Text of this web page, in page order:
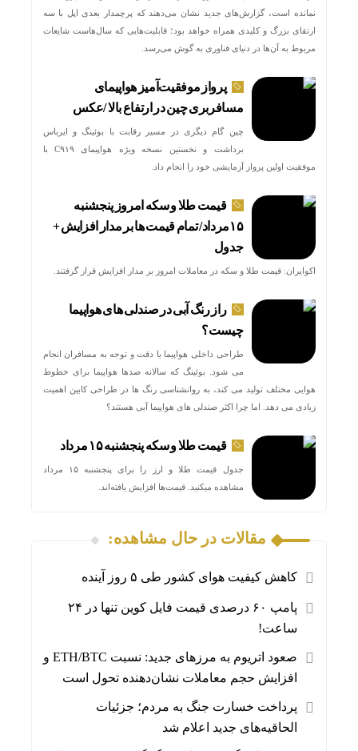
نمانده است، گزارش‌های جدید نشان می‌دهند که پرچمدار بعدی اپل با سه
ارتقای بزرگ و کلیدی همراه خواهد بود؛ قابلیت‌هایی که سال‌هاست شایعات
مربوط به آن‌ها در دنیای فناوری به گوش می‌رسد.
پرواز موفقیت‌آمیز هواپیمای
مسافربری چین در ارتفاع بالا /عکس
چین گام دیگری در مسیر رقابت با بوئینگ و ایرباس
برداشت و نخستین نسخه ویژه هواپیمای C۹۱۹ با
موفقیت اولین پرواز آزمایشی خود را انجام داد.
قیمت طلا و سکه امروز پنجشنبه
۱۵مرداد/ تمام قیمت ها بر مدار افزایش +
جدول
اکوایران: قیمت طلا و سکه در معاملات امروز بر مدار افزایش قرار گرفتند.
راز رنگ آبی در صندلی های هواپیما
چیست؟
طراحی داخلی هواپیما با دقت و توجه به مسافران انجام
می شود. بوئینگ که سالانه صدها هواپیما برای خطوط
هوایی مختلف تولید می کند، به روانشناسی رنگ ها در طراحی کابین اهمیت
زیادی می دهد. اما چرا اکثر صندلی های هواپیما آبی هستند؟
قیمت طلا و سکه پنجشنبه ۱۵ مرداد
جدول قیمت طلا و ارز را برای پنجشنبه ۱۵ مرداد
مشاهده میکنید. قیمت‌ها افزایش یافته‌اند.
مقالات در حال مشاهده:
کاهش کیفیت هوای کشور طی ۵ روز آینده
پامپ ۶۰ درصدی قیمت فایل کوین تنها در ۲۴
ساعت!
صعود اتریوم به مرزهای جدید: نسبت ETH/BTC و
افزایش حجم معاملات نشان‌دهنده تحول است
پرداخت خسارت جنگ به مردم؛ جزئیات
الحاقیه‌های جدید اعلام شد